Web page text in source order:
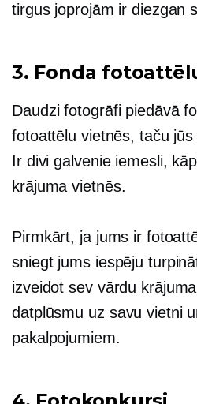
tirgus joprojām ir diezgan
3. Fonda
Daudzi fotogrāfi piedāvā
fotoattēlu vietnēs, taču
Ir divi galvenie iemesli,
krājuma vietnēs.
Pirmkārt, ja jums ir
sniegt jums iespēju
izveidot sev vārdu
datplūsmu uz savu vietni
pakalpojumiem.